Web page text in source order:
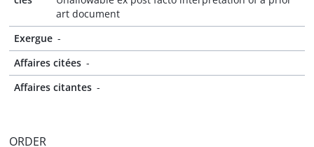
art document
Exergue -
Affaires citées -
Affaires citantes -
ORDER